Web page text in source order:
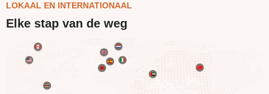
LOKAAL EN INTERNATIONAAL
Elke stap van de weg